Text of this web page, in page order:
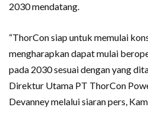
2030 mendatang.
“ThorCon siap untuk memulai
mengharapkan dapat mulai
pada 2030 sesuai dengan yang
Direktur Utama PT ThorCon
Devanney melalui siaran pers,